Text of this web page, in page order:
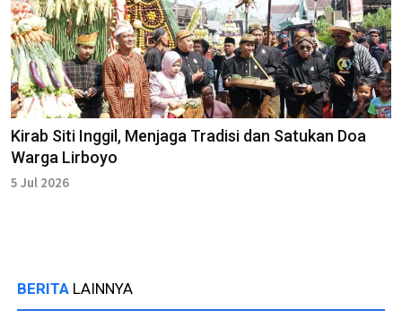
Kirab Siti Inggil, Menjaga Tradisi dan Satukan Doa
Warga Lirboyo
5 Jul 2026
BERITA LAINNYA